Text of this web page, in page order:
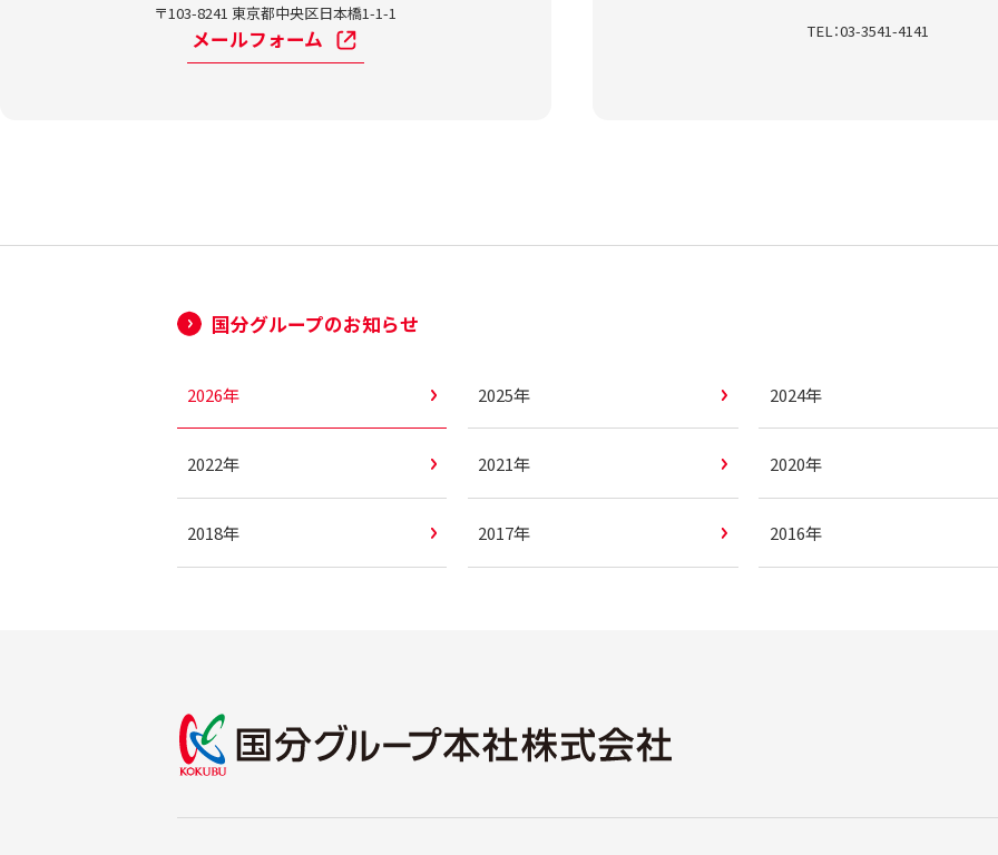
〒103-8241 東京都中央区日本橋1-1-1
メールフォーム TEL：03-3541-4141
国分グループのお知らせ
2026年 2025年 2024年
2022年 2021年 2020年
2018年 2017年 2016年